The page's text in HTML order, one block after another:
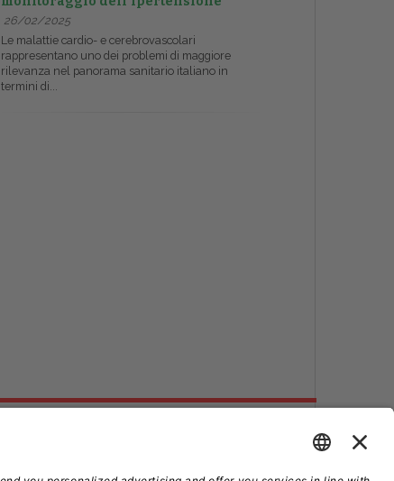
26/02/2025
Le malattie cardio- e cerebrovascolari
rappresentano uno dei problemi di maggiore
rilevanza nel panorama sanitario italiano in
termini di...